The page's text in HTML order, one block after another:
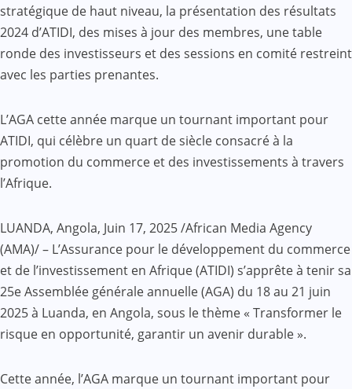
stratégique de haut niveau, la présentation des résultats
2024 d’ATIDI, des mises à jour des membres, une table
ronde des investisseurs et des sessions en comité restreint
avec les parties prenantes.
L’AGA cette année marque un tournant important pour
ATIDI, qui célèbre un quart de siècle consacré à la
promotion du commerce et des investissements à travers
l’Afrique.
LUANDA, Angola, Juin 17, 2025 /African Media Agency
(AMA)/ – L’Assurance pour le développement du commerce
et de l’investissement en Afrique (ATIDI) s’apprête à tenir sa
25e Assemblée générale annuelle (AGA) du 18 au 21 juin
2025 à Luanda, en Angola, sous le thème « Transformer le
risque en opportunité, garantir un avenir durable ».
Cette année, l’AGA marque un tournant important pour